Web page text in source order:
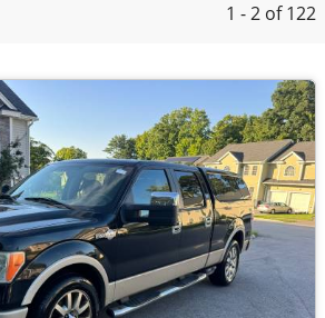
1 - 2 of 122